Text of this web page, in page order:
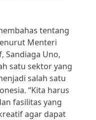
tentang
Menteri
Sandiaga Uno,
satu sektor yang
salah satu
“Kita harus
fasilitas yang
agar dapat